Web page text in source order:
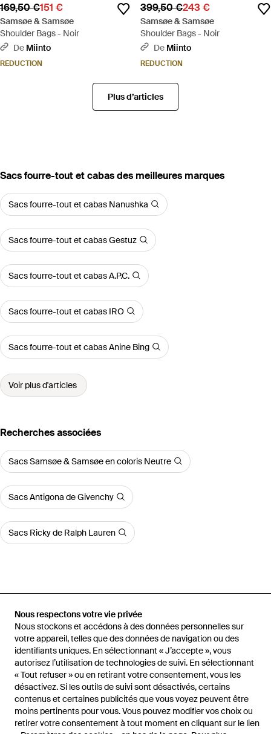
Nous respectons votre vie privée
Nous stockons et accédons à des données personnelles sur
votre appareil, telles que des données de navigation ou des
identifiants uniques. En sélectionnant « J’accepte », vous
autorisez l’utilisation de technologies de suivi. En sélectionnant
« Tout refuser » ou en retirant votre consentement, vous les
désactivez. Si les outils de suivi sont désactivés, certains
contenus et certaines publicités que vous voyez peuvent être
moins pertinents pour vous. Vous pouvez modifier vos choix ou
retirer votre consentement à tout moment en cliquant sur le lien
169,50 €151 €
Samsøe & Samsøe
Shoulder Bags - Noir
De Miinto
RÉDUCTION
399,50 €243 €
Samsøe & Samsøe
Shoulder Bags - Noir
De Miinto
RÉDUCTION
Plus d’articles
‪Sacs fourre-tout et cabas‬ des meilleures marques
Sacs fourre-tout et cabas Nanushka
Sacs fourre-tout et cabas Gestuz
Sacs fourre-tout et cabas A.P.C.
Sacs fourre-tout et cabas IRO
Sacs fourre-tout et cabas Anine Bing
Voir plus d'articles
Recherches associées
Sacs Samsøe & Samsøe en coloris Neutre
Sacs Antigona de Givenchy
Sacs Ricky de Ralph Lauren
cabas Samsøe & Samsøe
Tote Bags
Aide et infos